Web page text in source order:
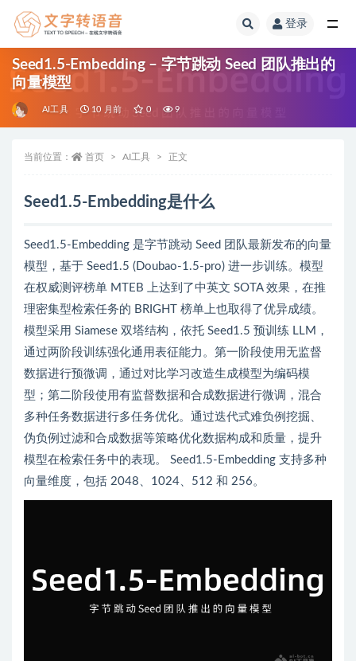
登录
Seed1.5-Embedding – 字节跳动 Seed 团队推出的
向量模型
AI工具 10 月前 0 9
当前位置： 首页 AI工具 正文
Seed1.5-Embedding是什么
Seed1.5-Embedding 是字节跳动 Seed 团队最新发布的向量
模型，基于 Seed1.5 (Doubao-1.5-pro) 进一步训练。模型
在权威测评榜单 MTEB 上达到了中英文 SOTA 效果，在推
理密集型检索任务的 BRIGHT 榜单上也取得了优异成绩。
模型采用 Siamese 双塔结构，依托 Seed1.5 预训练 LLM，
通过两阶段训练强化通用表征能力。第一阶段使用无监督
数据进行预微调，通过对比学习改造生成模型为编码模
型；第二阶段使用有监督数据和合成数据进行微调，混合
多种任务数据进行多任务优化。通过迭代式难负例挖掘、
伪负例过滤和合成数据等策略优化数据构成和质量，提升
模型在检索任务中的表现。 Seed1.5-Embedding 支持多种
向量维度，包括 2048、1024、512 和 256。